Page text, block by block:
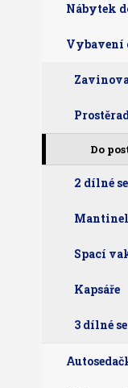
Nábytek
Vybavení
Do
2 dílné
Spací
Kapsáře
3 dílné